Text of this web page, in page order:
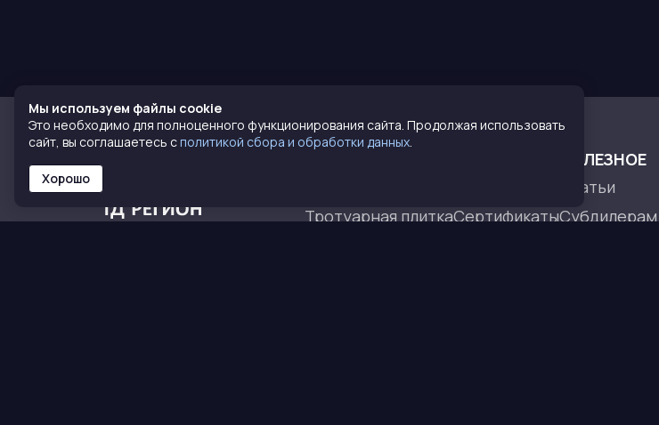
Тротуарная плиткаСертификаты
ПОЛЕЗНОЕ
Статьи
Субдилерам
Мы используем файлы cookie
Это необходимо для полноценного функционирования сайта. Продолжая использовать
сайт, вы соглашаетесь сполитикой сбора и обработки данных.
Хорошо